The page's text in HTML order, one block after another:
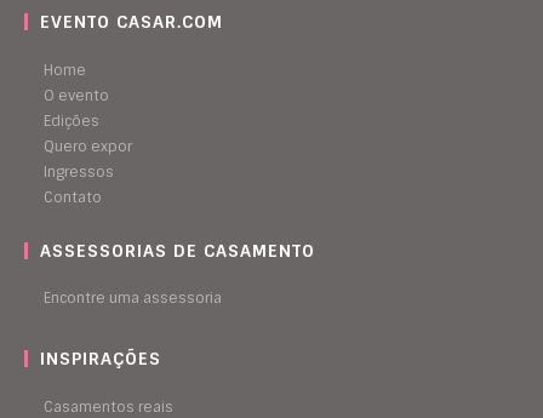
EVENTO CASAR.COM
Home
O evento
Edições
Quero expor
Ingressos
Contato
ASSESSORIAS DE CASAMENTO
Encontre uma assessoria
INSPIRAÇÕES
Casamentos reais